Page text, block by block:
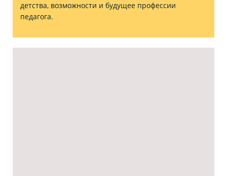
детства, возможности и будущее профессии
педагога.